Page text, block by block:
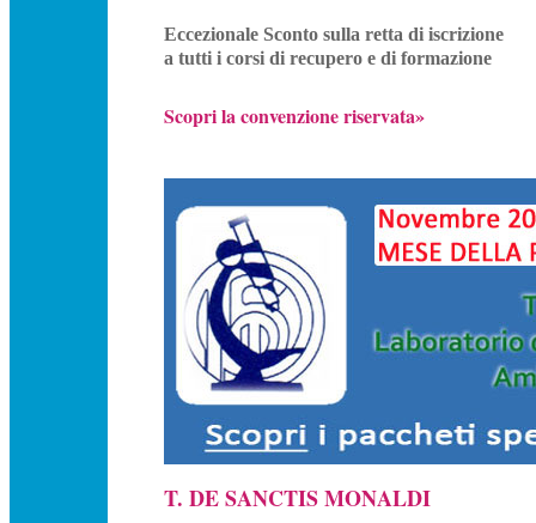
Eccezionale Sconto sulla retta di iscrizione
a tutti i corsi di recupero e di formazione
Scopri la convenzione riservata»
T. DE SANCTIS MONALDI